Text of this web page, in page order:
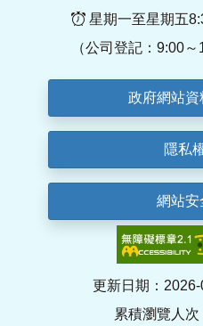
星期一至星期五
（公司登記：9:00
政府網站
隱私
網站安
更新日期：
累積瀏覽人